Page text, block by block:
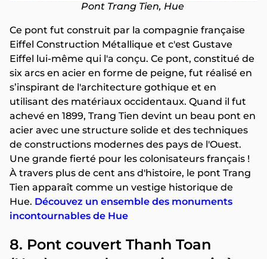
Pont Trang Tien, Hue
Ce pont fut construit par la compagnie française
Eiffel Construction Métallique et c'est Gustave
Eiffel lui-même qui l'a conçu. Ce pont, constitué de
six arcs en acier en forme de peigne, fut réalisé en
s’inspirant de l'architecture gothique et en
utilisant des matériaux occidentaux. Quand il fut
achevé en 1899, Trang Tien devint un beau pont en
acier avec une structure solide et des techniques
de constructions modernes des pays de l'Ouest.
Une grande fierté pour les colonisateurs français !
À travers plus de cent ans d'histoire, le pont Trang
Tien apparaît comme un vestige historique de
Hue. Découvez un ensemble des monuments
incontournables de Hue
8. Pont couvert Thanh Toan